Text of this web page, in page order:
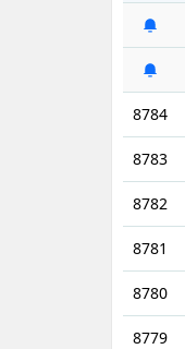
8784
8783
8782
8781
8780
8779